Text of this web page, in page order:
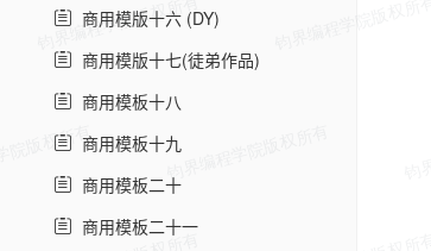
商用模版十六 (DY)
商用模版十七(徒弟作品)
商用模板十八
商用模板十九
商用模板二十
商用模板二十一